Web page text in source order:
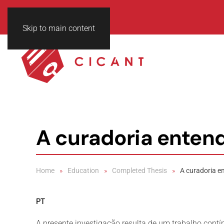
Skip to main content
A curadoria
Home Education Completed Thesis A curadoria
PT